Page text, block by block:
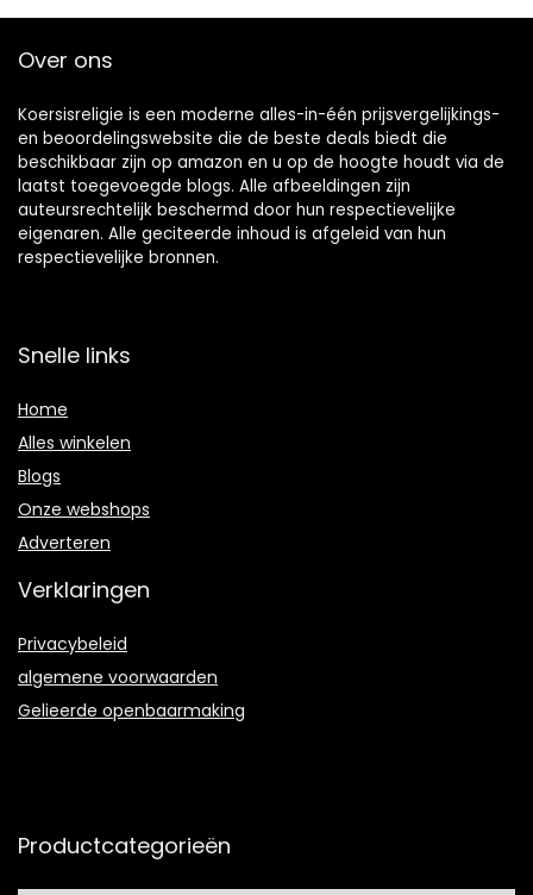
Over ons
Koersisreligie is een moderne alles-in-één prijsvergelijkings-
en beoordelingswebsite die de beste deals biedt die
beschikbaar zijn op amazon en u op de hoogte houdt via de
laatst toegevoegde blogs. Alle afbeeldingen zijn
auteursrechtelijk beschermd door hun respectievelijke
eigenaren. Alle geciteerde inhoud is afgeleid van hun
respectievelijke bronnen.
Snelle links
Home
Alles winkelen
Blogs
Onze webshops
Adverteren
Verklaringen
Privacybeleid
algemene voorwaarden
Gelieerde openbaarmaking
Productcategorieën